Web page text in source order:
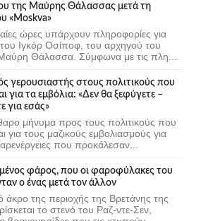
της Mαύρης Θάλασσας μετά τη
«Moskva»
ώρες υπάρχουν πληροφορίες για
Ιγκόρ Οσίποφ, του αρχηγού του
Θάλασσα. Σύμφωνα με τις πλη...
γερουσιαστής στους πολιτικούς που
για τα εμβόλια: «Δεν θα ξεφύγετε –
για εσάς»
μήνυμα προς τους πολιτικούς που
για τους μαζικούς εμβολιασμούς για
που προκάλεσαν...
φάρος, που οι φαροφύλακες του
ο ένας μετά τον άλλον
άκρο της περιοχής της Βρετάνης της
το στενό του Ραζ-ντε-Σεν,